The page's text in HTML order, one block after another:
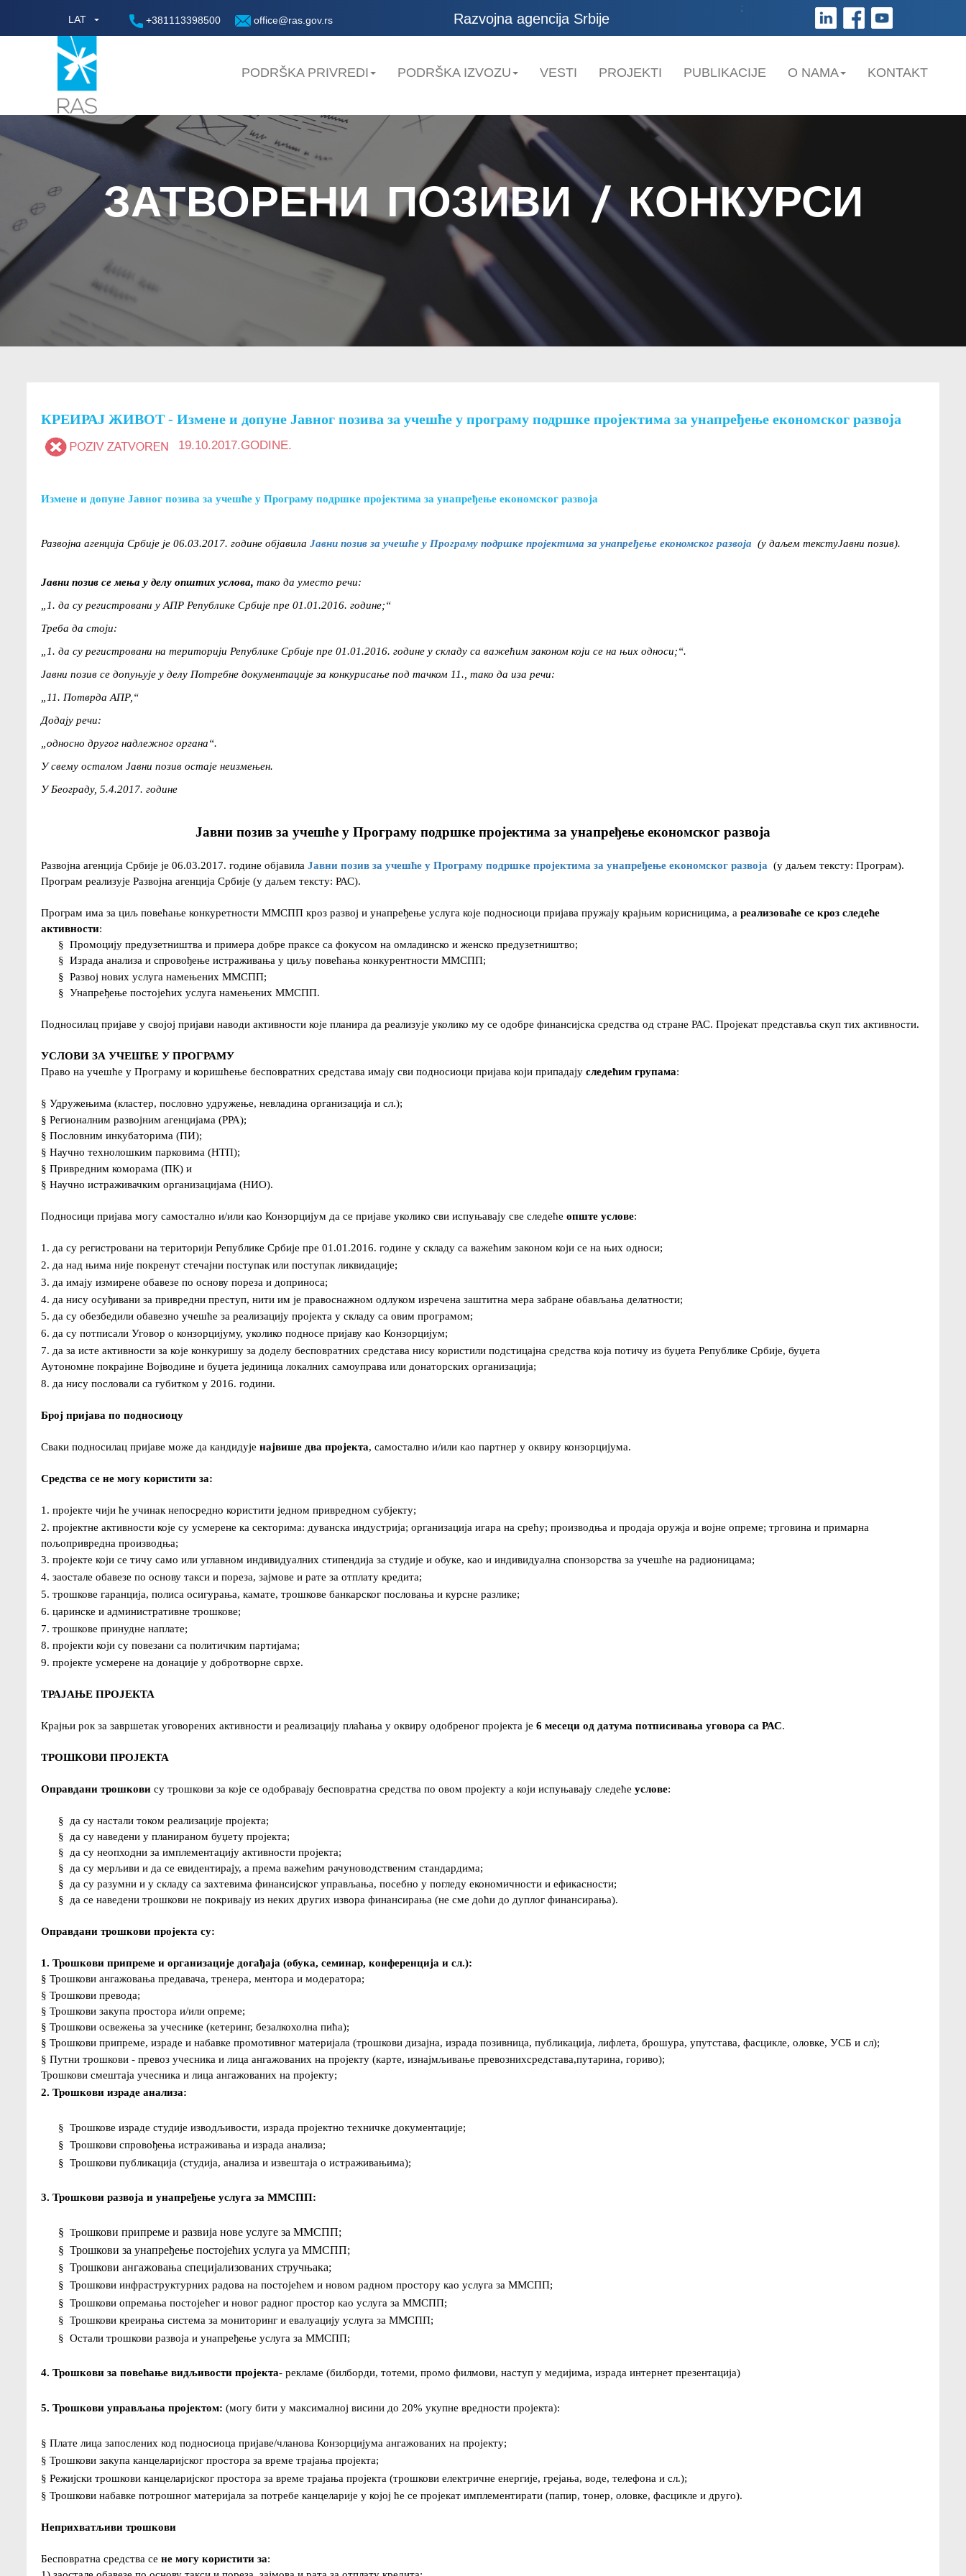
LAT +381113398500 office@ras.gov.rs Razvojna agencija Srbije
;
PODRŠKA PRIVREDI PODRŠKA IZVOZU VESTI PROJEKTI PUBLIKACIJE O NAMA KONTAKT
ЗАТВОРЕНИ ПОЗИВИ / КОНКУРСИ
КРЕИРАЈ ЖИВОТ - Измене и допуне Јавног позива за учешће у програму подршке пројектима за унапређење економског развоја
19.10.2017.GODINE.
Измене и допуне Јавног позива за учешће у Програму подршке пројектима за унапређење економског развоја
Развојна агенција Србије је 06.03.2017. године објавила Jавни позив за учешће у Програму подршке пројектима за унапређење економског развоја (у даљем текстуЈавни позив).
Јавни позив се мења у делу општих услова, тако да уместо речи:
„1. да су регистровани у АПР Републике Србије пре 01.01.2016. године;“
Треба да стоји:
„1. да су регистровани на територији Републике Србије пре 01.01.2016. године у складу са важећим законом који се на њих односи;“.
Јавни позив се допуњује у делу Потребне документације за конкурисање под тачком 11., тако да иза речи:
„11. Потврда АПР,“
Додају речи:
„односно другог надлежног органа“.
У свему осталом Јавни позив остаје неизмењен.
У Београду, 5.4.2017. године
Jавни позив за учешће у Програму подршке пројектима за унапређење економског развоја
Развојна агенција Србије је 06.03.2017. године објавила Jавни позив за учешће у Програму подршке пројектима за унапређење економског развоја (у даљем тексту: Програм).
Програм реализује Развојна агенција Србије (у даљем тексту: РАС).
Програм има за циљ повећање конкуретности ММСПП кроз развој и унапређење услуга које подносиоци пријава пружају крајњим корисницима, а реализоваће се кроз следеће
активности:
§ Промоцију предузетништва и примера добре праксе са фокусом на омладинско и женско предузетништво;
§ Израда анализа и спровођење истраживања у циљу повећања конкурентности ММСПП;
§ Развој нових услуга намењених ММСПП;
§ Унапређење постојећих услуга намењених ММСПП.
Подносилац пријаве у својој пријави наводи активности које планира да реализује уколико му се одобре финансијска средства од стране РАС. Пројекат представља скуп тих активности.
УСЛОВИ ЗА УЧЕШЋЕ У ПРОГРАМУ
Право на учешће у Програму и коришћење бесповратних средстава имају сви подносиоци пријава који припадају следећим групама:
§ Удружењима (кластер, пословно удружење, невладина организација и сл.);
§ Регионалним развојним агенцијама (РРА);
§ Пословним инкубаторима (ПИ);
§ Научно технолошким парковима (НТП);
§ Привредним коморама (ПК) и
§ Научно истраживачким организацијама (НИО).
Подносици пријава могу самостално и/или као Конзорцијум да се пријаве уколико сви испуњавају све следеће опште услове:
1. да су регистровани на територији Републике Србије пре 01.01.2016. године у складу са важећим законом који се на њих односи;
2. да над њима није покренут стечајни поступак или поступак ликвидације;
3. да имају измирене обавезе по основу пореза и доприноса;
4. да нису осуђивани за привредни преступ, нити им је правоснажном одлуком изречена заштитна мера забране обављања делатности;
5. да су обезбедили обавезно учешће за реализацију пројекта у складу са овим програмом;
6. да су потписали Уговор о конзорцијуму, уколико подносе пријаву као Конзорцијум;
7. да за исте активности за које конкуришу за доделу бесповратних средстава нису користили подстицајна средства која потичу из буџета Републике Србије, буџета
Аутономне покрајине Војводине и буџета јединица локалних самоуправа или донаторских организација;
8. да нису пословали са губитком у 2016. години.
Број пријава по подносиоцу
Сваки подносилац пријаве може да кандидује највише два пројекта, самостално и/или као партнер у оквиру конзорцијума.
Средства се не могу користити за:
1. пројекте чији ће учинак непосредно користити једном привредном субјекту;
2. пројектне активности које су усмерене ка секторима: дуванска индустрија; организација игара на срећу; производња и продаја оружја и војне опреме; трговина и примарна
пољопривредна производња;
3. пројекте који се тичу само или углавном индивидуалних стипендија за студије и обуке, као и индивидуална спонзорства за учешће на радионицама;
4. заостале обавезе по основу такси и пореза, зајмове и рате за отплату кредита;
5. трошкове гаранција, полиса осигурања, камате, трошкове банкарског пословања и курсне разлике;
6. царинске и административне трошкове;
7. трошкове принудне наплате;
8. пројекти који су повезани са политичким партијама;
9. пројекте усмерене на донације у добротворне сврхе.
ТРАЈАЊЕ ПРОЈЕКТА
Крајњи рок за завршетак уговорених активности и реализацију плаћања у оквиру одобреног пројекта је 6 месеци од датума потписивања уговора са РАС.
ТРОШКОВИ ПРОЈЕКТА
Оправдани трошкови су трошкови за које се одобравају бесповратна средства по овом пројекту а који испуњавају следеће услове:
§ да су настали током реализације пројекта;
§ да су наведени у планираном буџету пројекта;
§ да су неопходни за имплементацију активности пројекта;
§ да су мерљиви и да се евидентирају, а према важећим рачуноводственим стандардима;
§ да су разумни и у складу са захтевима финансијског управљања, посебно у погледу економичности и ефикасности;
§ да се наведени трошкови не покривају из неких других извора финансирања (не сме доћи до дуплог финансирања).
Оправдани трошкови пројекта су:
1. Трошкови припреме и организације догађаја (обука, семинар, конференција и сл.):
§ Трошкови ангажовања предавача, тренера, ментора и модератора;
§ Трошкови превода;
§ Трошкови закупа простора и/или опреме;
§ Трошкови освежења за учеснике (кетеринг, безалкохолна пића);
§ Трошкови припреме, израде и набавке промотивног материјала (трошкови дизајна, израда позивница, публикација, лифлета, брошура, упутстава, фасцикле, оловке, УСБ и сл);
§ Путни трошкови - превоз учесника и лица ангажованих на пројекту (карте, изнајмљивање превознихсредстава,путарина, гориво);
Трошкови смештаја учесника и лица ангажованих на пројекту;
2. Трошкови израде анализа:
§ Трошкове израде студије изводљивости, израда пројектно техничке документације;
§ Трошкови спровођења истраживања и израда анализа;
§ Трошкови публикација (студија, анализа и извештаја о истраживањима);
3. Трошкови развоја и унапређење услуга за ММСПП:
§ Трошкови припреме и развија нове услуге за ММСПП;
§ Трошкови за унапређење постојећих услуга уа ММСПП;
§ Трошкови ангажовања специјализованих стручњака;
§ Трошкови инфраструктурних радова на постојећем и новом радном простору као услуга за ММСПП;
§ Трошкови опремања постојећег и новог радног простор као услуга за ММСПП;
§ Трошкови креирања система за мониторинг и евалуацију услуга за ММСПП;
§ Остали трошкови развоја и унапређење услуга за ММСПП;
4. Трошкови за повећање видљивости пројекта- рекламе (билборди, тотеми, промо филмови, наступ у медијима, израда интернет презентација)
5. Трошкови управљања пројектом: (могу бити у максималној висини до 20% укупне вредности пројекта):
§ Плате лица запослених код подносиоца пријаве/чланова Конзорцијума ангажованих на пројекту;
§ Трошкови закупа канцеларијског простора за време трајања пројекта;
§ Режијски трошкови канцеларијског простора за време трајања пројекта (трошкови електричне енергије, грејања, воде, телефона и сл.);
§ Трошкови набавке потрошног материјала за потребе канцеларије у којој ће се пројекат имплементирати (папир, тонер, оловке, фасцикле и друго).
Неприхватљиви трошкови
Бесповратна средства се не могу користити за: